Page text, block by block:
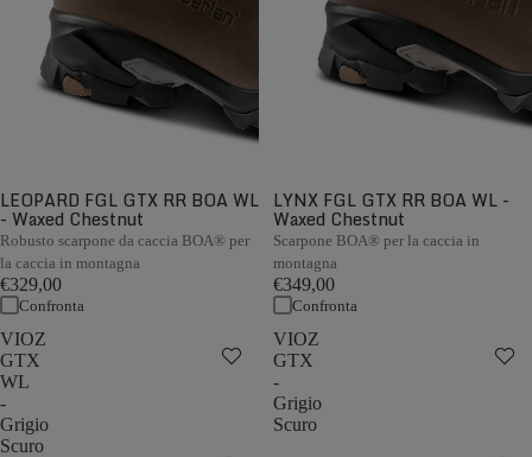
LEOPARD FGL GTX RR BOA WL
- Waxed Chestnut
Robusto scarpone da caccia BOA® per
la caccia in montagna
€329,00
Confronta
LYNX FGL GTX RR BOA WL -
Waxed Chestnut
Scarpone BOA® per la caccia in
montagna
€349,00
Confronta
VIOZ
GTX
WL
-
Grigio
Scuro
VIOZ
GTX
-
Grigio
Scuro